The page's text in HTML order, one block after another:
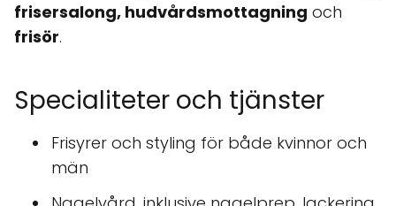
frisersalong, hudvårdsmottagning och
frisör.
Specialiteter och tjänster
Frisyrer och styling för både kvinnor och
män